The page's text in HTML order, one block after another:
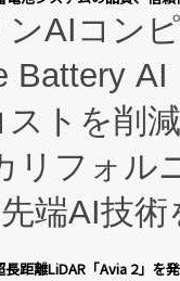
プ
薬品製造
施設の
ェーン
く、持
た現地生
AIコン
Battery
トを削
リフォル
端AI技術
：本社
距離LiDAR「Avia 2」を